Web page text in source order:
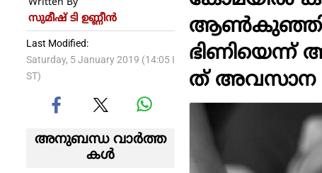
Written By
സുമീഷ് ടി ഉണ്ണീൻ
Last Modified:
Saturday, 5 January 2019 (14:05 I
ST)
അനുബന്ധ വാര്‍ത്ത
കള്‍
ആൺകുഞ്ഞിന്‌
ഭിണിയെന്ന്
ത് അവസാന